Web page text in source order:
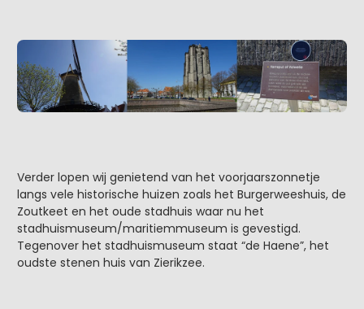
Verder lopen wij genietend van het voorjaarszonnetje
langs vele historische huizen zoals het Burgerweeshuis, de
Zoutkeet en het oude stadhuis waar nu het
stadhuismuseum/maritiemmuseum is gevestigd.
Tegenover het stadhuismuseum staat “de Haene”, het
oudste stenen huis van Zierikzee.